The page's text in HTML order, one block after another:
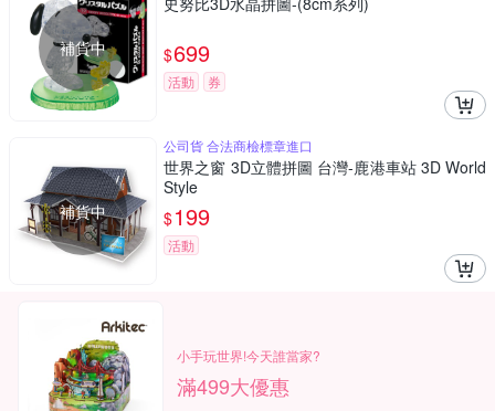
補貨中 $699
活動 券
補貨中
公司貨 合法商檢標章進口
世界之窗 3D立體拼圖 台灣-鹿港車站 3D World
Style
$199
活動
小手玩世界!今天誰當家?
滿499大優惠